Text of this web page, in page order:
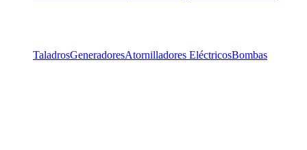
TaladrosGeneradoresAtornilladores EléctricosBombas